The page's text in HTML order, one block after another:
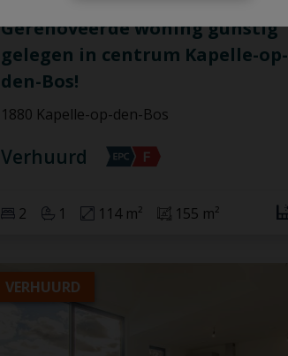
Gerenoveerde woning gunstig
gelegen in centrum Kapelle-op-
den-Bos!
1880 Kapelle-op-den-Bos
Verhuurd
2 1 114 m² 155 m²
VERHUURD